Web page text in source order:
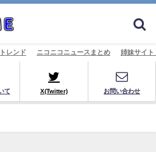
レンド ニコニコニュースまとめ 姉妹サイ
て X(Twitter) お問い合わせ